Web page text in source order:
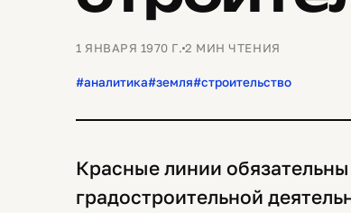
1 ЯНВАРЯ 1970 Г.2 МИН ЧТЕНИЯ
#аналитика#земля#строительство
Красные линии
градостроительной